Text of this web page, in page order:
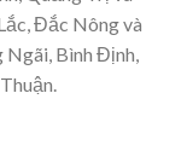
Đắc Nông và
Bình Định,